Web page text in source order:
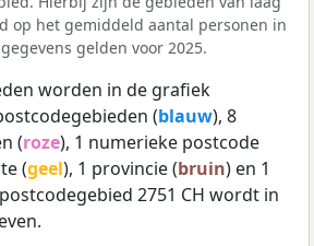
op het gemiddeld aantal personen in
gelden voor 2025.
worden in de grafiek
(blauw), 8
(roze), 1 numerieke postcode
(geel), 1 provincie (bruin) en 1
2751 CH wordt in